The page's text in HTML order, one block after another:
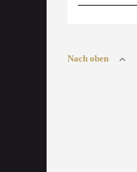
Nach oben